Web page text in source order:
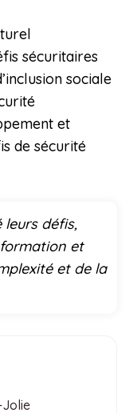
sécuritaires
sociale
et
de sécurité
leurs défis,
et
et de la